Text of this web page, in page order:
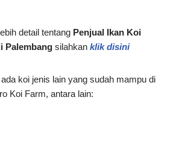
detail tentang Penjual Ikan Koi
Palembang silahkan klik disini
koi jenis lain yang sudah mampu di
Koi Farm, antara lain: